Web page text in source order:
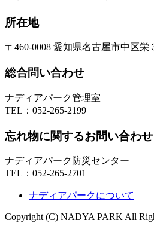
所在地
〒460-0008 愛知県名古屋市中区栄
総合問い合わせ
ナディアパーク管理室
TEL： 052-265-2199
忘れ物に関するお問い合わせ
ナディアパーク防災センター
TEL： 052-265-2701
ナディアパークについて
Copyright (C) NADYA PARK All